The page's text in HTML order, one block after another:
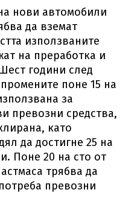
нови автомобили
да вземат
използваните
на преработка и
години след
поне 15 на
за
превозни средства,
като
да достигне 25 на
Поне 20 на сто от
трябва да
превозни